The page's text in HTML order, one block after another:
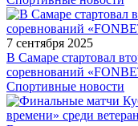
7 сентября 2025
В Самаре стартовал
соревнований
Спортивные новости